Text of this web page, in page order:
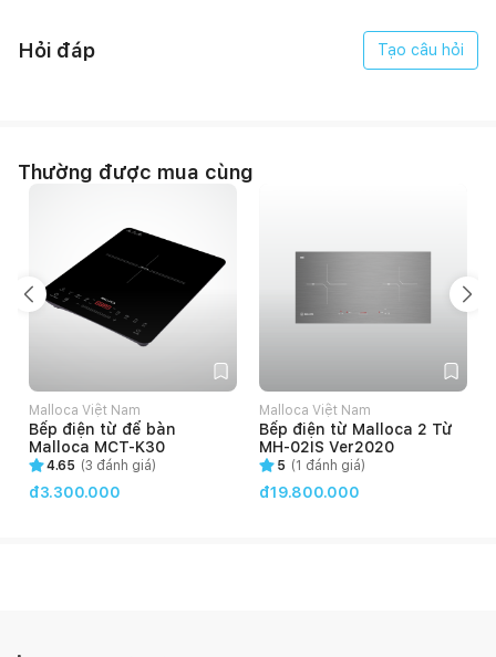
Hỏi đáp Tạo câu hỏi
Thường được mua cùng
Malloca Việt Nam
Bếp điện từ để bàn
Malloca MCT-K30
4.65 (3 đánh giá)
đ3.300.000
Malloca Việt Nam
Bếp điện từ Malloca 2 Từ
MH-02IS Ver2020
5 (1 đánh giá)
đ19.800.000